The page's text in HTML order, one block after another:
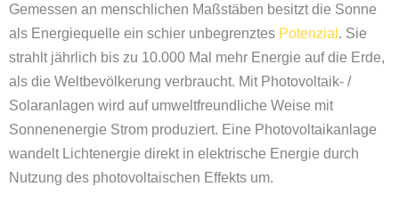
Gemessen an menschlichen Maßstäben besitzt die Sonne
als Energiequelle ein schier unbegrenztes Potenzial . Sie
strahlt jährlich bis zu 10.000 Mal mehr Energie auf die Erde,
als die Weltbevölkerung verbraucht. Mit Photovoltaik- /
Solaranlagen wird auf umweltfreundliche Weise mit
Sonnenenergie Strom produziert. Eine Photovoltaikanlage
wandelt Lichtenergie direkt in elektrische Energie durch
Nutzung des photovoltaischen Effekts um.